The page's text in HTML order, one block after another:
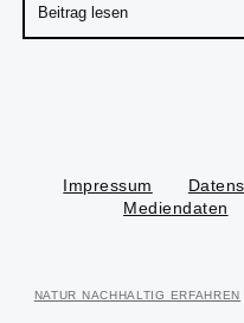
Beitrag lesen
Impressum
Mediendaten
NATUR NACHHALTIG ERFAHREN